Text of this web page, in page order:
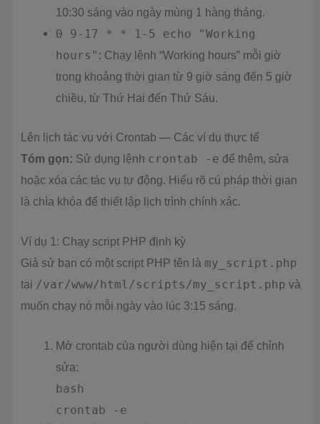
10:30 sáng vào ngày mùng 1 hàng tháng.
0 9-17 * * 1-5 echo "Working
hours" : Chạy lệnh “Working hours” mỗi giờ
trong khoảng thời gian từ 9 giờ sáng đến 5 giờ
chiều, từ Thứ Hai đến Thứ Sáu.
Lên lịch tác vụ với Crontab — Các ví dụ thực tế
Tóm gọn: Sử dụng lệnh crontab -e để thêm, sửa
hoặc xóa các tác vụ tự động. Hiểu rõ cú pháp thời gian
là chìa khóa để thiết lập lịch trình chính xác.
Ví dụ 1: Chạy script PHP định kỳ
Giả sử bạn có một script PHP tên là my_script.php
tại /var/www/html/scripts/my_script.php và
muốn chạy nó mỗi ngày vào lúc 3:15 sáng.
Mở crontab của người dùng hiện tại để chỉnh
sửa:
bash
crontab -e